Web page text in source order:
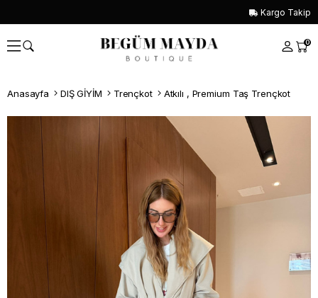
Kargo Takip
0
Anasayfa DIŞ GİYİM Trençkot Atkılı , Premium Taş Trençkot